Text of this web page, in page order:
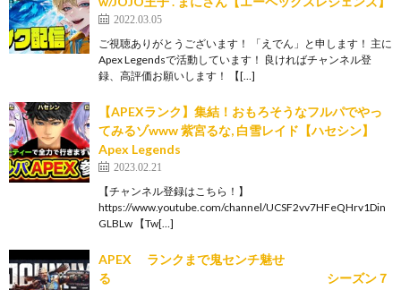
2022.03.05
ご視聴ありがとうございます！ 「えでん」と申します！ 主に
Apex Legendsで活動しています！ 良ければチャンネル登
録、高評価お願いします！ 【[…]
【APEXランク】集結！おもろそうなフルパでやっ
てみるゾwww 紫宮るな, 白雪レイド【ハセシン】
Apex Legends
2023.02.21
【チャンネル登録はこちら！】
https://www.youtube.com/channel/UCSF2vv7HFeQHrv1Din
GLBLw 【Tw[…]
APEX ランクまで鬼センチ魅せ
る シーズン７